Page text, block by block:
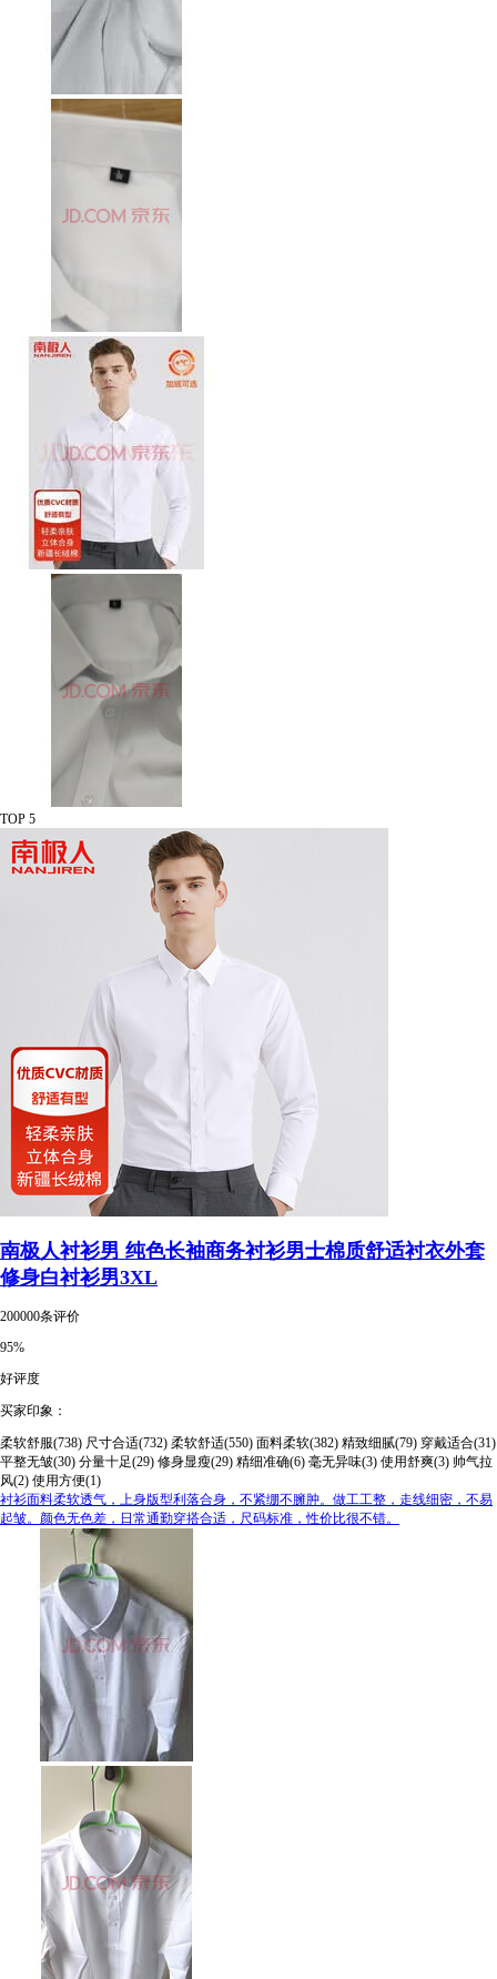
TOP 5
南极人衬衫男 纯色长袖商务衬衫男士棉质舒适衬衣外套
修身白衬衫男3XL
200000条评价
95%
好评度
买家印象：
柔软舒服(738) 尺寸合适(732) 柔软舒适(550) 面料柔软(382) 精致细腻(79) 穿戴适合(31)
平整无皱(30) 分量十足(29) 修身显瘦(29) 精细准确(6) 毫无异味(3) 使用舒爽(3) 帅气拉
风(2) 使用方便(1)
衬衫面料柔软透气，上身版型利落合身，不紧绷不臃肿。做工工整，走线细密，不易
起皱。颜色无色差，日常通勤穿搭合适，尺码标准，性价比很不错。